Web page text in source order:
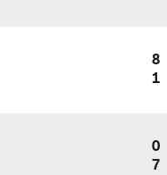
8
1
0
7